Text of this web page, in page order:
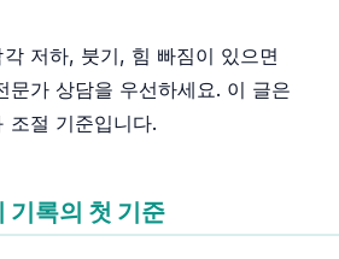
저하, 붓기, 힘 빠짐이 있으면
문가 상담을 우선하세요. 이 글은
조절 기준입니다.
기록의 첫 기준